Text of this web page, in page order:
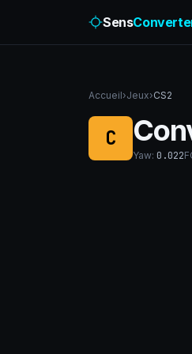
Sens
Accueil›Jeux›CS2
C
Yaw: 0.022